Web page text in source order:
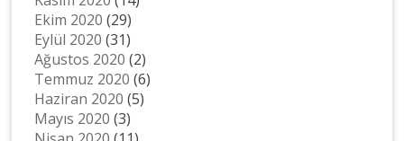
Ekim 2020 (29)
Eylül 2020 (31)
Ağustos 2020 (2)
Temmuz 2020 (6)
Haziran 2020 (5)
Mayıs 2020 (3)